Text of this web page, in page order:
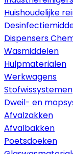
Huishoudelijke
Dispensers
Wasmiddelen
Hulpmaterialen
Werkwagens
Stofwissystemen
Dweil- en
Afvalzakken
Afvalbakken
Poetsdoeken